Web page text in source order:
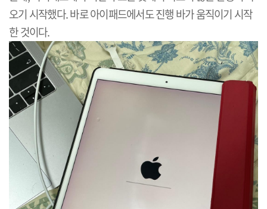
오기 시작했다. 바로 아이패드에서도 진행 바가 움직이기 시작
한 것이다.